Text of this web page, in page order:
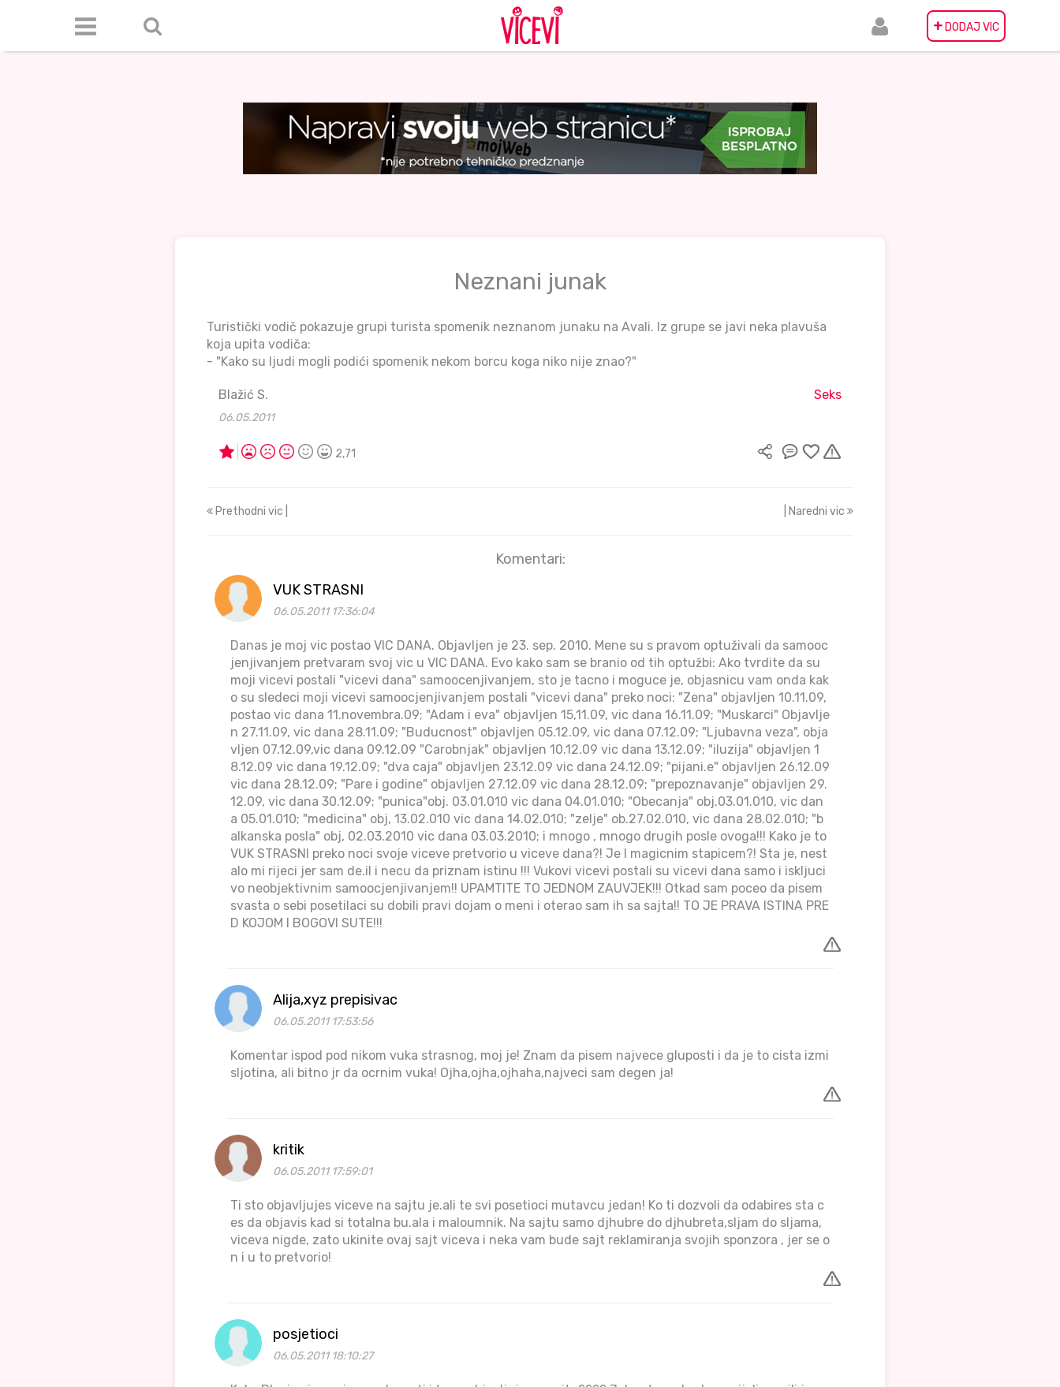
+ DODAJ VIC
Neznani junak
Turistički vodič pokazuje grupi turista spomenik neznanom junaku na Avali. Iz grupe se javi neka plavuša
koja upita vodiča:
- "Kako su ljudi mogli podići spomenik nekom borcu koga niko nije znao?"
Blažić S.
06.05.2011
Seks
2,71
Prethodni vic | | Naredni vic
Komentari:
VUK STRASNI
06.05.2011 17:36:04
Danas je moj vic postao VIC DANA. Objavljen je 23. sep. 2010. Mene su s pravom optuživali da samooc
jenjivanjem pretvaram svoj vic u VIC DANA. Evo kako sam se branio od tih optužbi: Ako tvrdite da su
moji vicevi postali "vicevi dana" samoocenjivanjem, sto je tacno i moguce je, objasnicu vam onda kak
o su sledeci moji vicevi samoocjenjivanjem postali "vicevi dana" preko noci: "Zena" objavljen 10.11.09,
postao vic dana 11.novembra.09; "Adam i eva" objavljen 15,11.09, vic dana 16.11.09; "Muskarci" Objavlje
n 27.11.09, vic dana 28.11.09; "Buducnost" objavljen 05.12.09, vic dana 07.12.09; "Ljubavna veza", obja
vljen 07.12.09,vic dana 09.12.09 "Carobnjak" objavljen 10.12.09 vic dana 13.12.09; "iluzija" objavljen 1
8.12.09 vic dana 19.12.09; "dva caja" objavljen 23.12.09 vic dana 24.12.09; "pijani.e" objavljen 26.12.09
vic dana 28.12.09; "Pare i godine" objavljen 27.12.09 vic dana 28.12.09; "prepoznavanje" objavljen 29.
12.09, vic dana 30.12.09; "punica"obj. 03.01.010 vic dana 04.01.010; "Obecanja" obj.03.01.010, vic dan
a 05.01.010; "medicina" obj, 13.02.010 vic dana 14.02.010; "zelje" ob.27.02.010, vic dana 28.02.010; "b
alkanska posla" obj, 02.03.2010 vic dana 03.03.2010; i mnogo , mnogo drugih posle ovoga!!! Kako je to
VUK STRASNI preko noci svoje viceve pretvorio u viceve dana?! Je l magicnim stapicem?! Sta je, nest
alo mi rijeci jer sam de.il i necu da priznam istinu !!! Vukovi vicevi postali su vicevi dana samo i iskljuci
vo neobjektivnim samoocjenjivanjem!! UPAMTITE TO JEDNOM ZAUVJEK!!! Otkad sam poceo da pisem
svasta o sebi posetilaci su dobili pravi dojam o meni i oterao sam ih sa sajta!! TO JE PRAVA ISTINA PRE
D KOJOM I BOGOVI SUTE!!!
Alija,xyz prepisivac
06.05.2011 17:53:56
Komentar ispod pod nikom vuka strasnog, moj je! Znam da pisem najvece gluposti i da je to cista izmi
sljotina, ali bitno jr da ocrnim vuka! Ojha,ojha,ojhaha,najveci sam degen ja!
kritik
06.05.2011 17:59:01
Ti sto objavljujes viceve na sajtu je.ali te svi posetioci mutavcu jedan! Ko ti dozvoli da odabires sta c
es da objavis kad si totalna bu.ala i maloumnik. Na sajtu samo djhubre do djhubreta,sljam do sljama,
viceva nigde, zato ukinite ovaj sajt viceva i neka vam bude sajt reklamiranja svojih sponzora , jer se o
n i u to pretvorio!
posjetioci
06.05.2011 18:10:27